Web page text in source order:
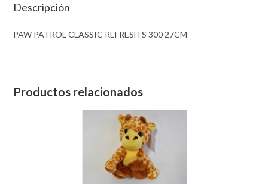
Descripción
PAW PATROL CLASSIC REFRESH S 300 27CM
Productos relacionados